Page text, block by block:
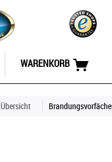
WARENKORB
Übersicht